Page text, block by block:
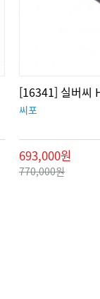
[16341] 실버씨
씨포
693,000원
770,000원